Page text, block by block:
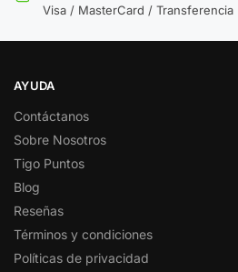
Visa / MasterCard / Transferencia
AYUDA
Contáctanos
Sobre Nosotros
Tigo Puntos
Blog
Reseñas
Términos y condiciones
Políticas de privacidad